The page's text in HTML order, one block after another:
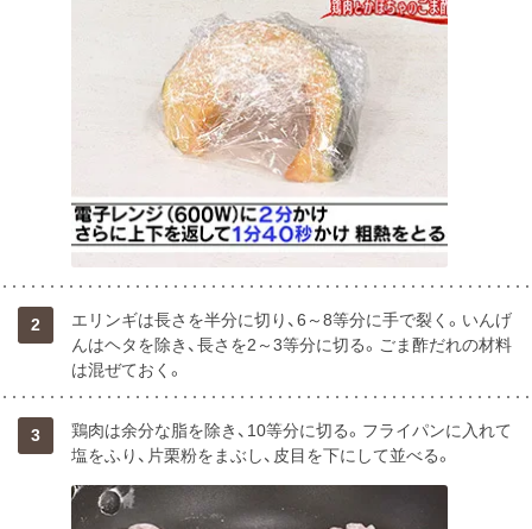
2
エリンギは長さを半分に切り、6～8等分に手で裂く。いんげ
んはヘタを除き、長さを2～3等分に切る。ごま酢だれの材料
は混ぜておく。
3
鶏肉は余分な脂を除き、10等分に切る。フライパンに入れて
塩をふり、片栗粉をまぶし、皮目を下にして並べる。